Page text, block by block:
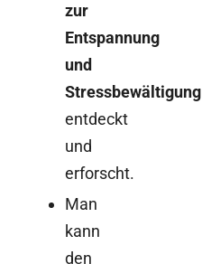
zur
Entspannung
und
Stressbewältigung
entdeckt
und
erforscht.
Man
kann
den